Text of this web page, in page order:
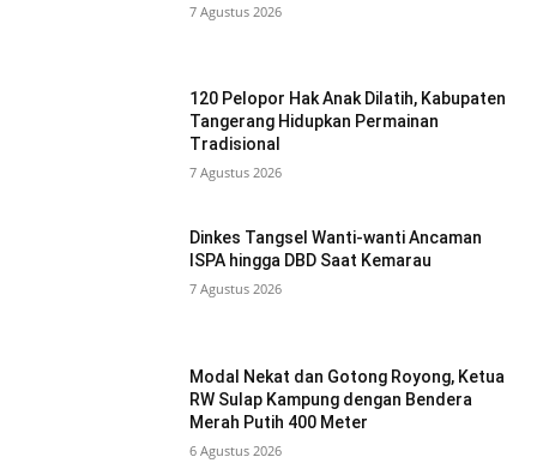
7 Agustus 2026
120 Pelopor Hak Anak Dilatih, Kabupaten
Tangerang Hidupkan Permainan
Tradisional
7 Agustus 2026
Dinkes Tangsel Wanti-wanti Ancaman
ISPA hingga DBD Saat Kemarau
7 Agustus 2026
Modal Nekat dan Gotong Royong, Ketua
RW Sulap Kampung dengan Bendera
Merah Putih 400 Meter
6 Agustus 2026